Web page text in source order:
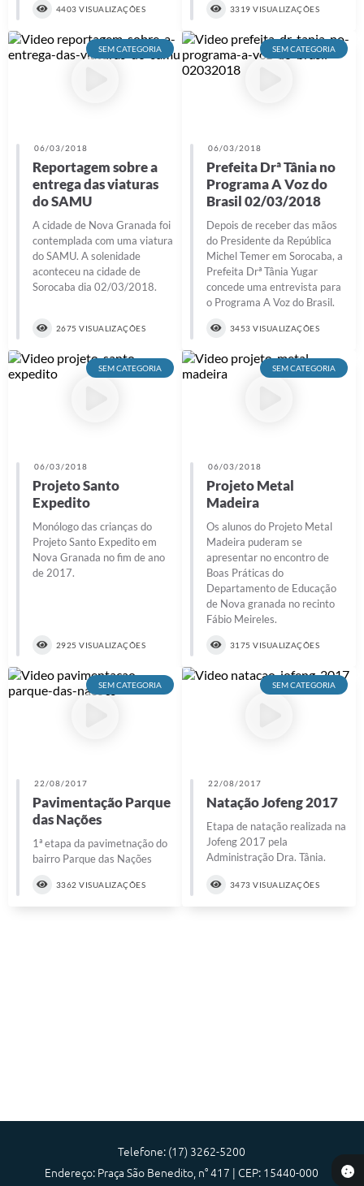
Editais de Concursos
Licitações
Telefones Úteis
Agenda
4403 VISUALIZAÇÕES 3319 VISUALIZAÇÕES
SEM CATEGORIA
06/03/2018
Reportagem sobre a
entrega das viaturas
do SAMU
A cidade de Nova Granada foi
contemplada com uma viatura
do SAMU. A solenidade
aconteceu na cidade de
Sorocaba dia 02/03/2018.
2675 VISUALIZAÇÕES
SEM CATEGORIA
06/03/2018
Prefeita Drª Tânia no
Programa A Voz do
Brasil 02/03/2018
Depois de receber das mãos
do Presidente da República
Michel Temer em Sorocaba, a
Prefeita Drª Tânia Yugar
concede uma entrevista para
o Programa A Voz do Brasil.
3453 VISUALIZAÇÕES
SEM CATEGORIA
06/03/2018
Projeto Santo
Expedito
Monólogo das crianças do
Projeto Santo Expedito em
Nova Granada no fim de ano
de 2017.
2925 VISUALIZAÇÕES
SEM CATEGORIA
06/03/2018
Projeto Metal
Madeira
Os alunos do Projeto Metal
Madeira puderam se
apresentar no encontro de
Boas Práticas do
Departamento de Educação
de Nova granada no recinto
Fábio Meireles.
3175 VISUALIZAÇÕES
SEM CATEGORIA
22/08/2017
Pavimentação Parque
das Nações
1ª etapa da pavimetnação do
bairro Parque das Nações
3362 VISUALIZAÇÕES
SEM CATEGORIA
22/08/2017
Natação Jofeng 2017
Etapa de natação realizada na
Jofeng 2017 pela
Administração Dra. Tânia.
3473 VISUALIZAÇÕES
Telefone: (17) 3262-5200
Endereço: Praça São Benedito, n° 417 | CEP: 15440-000